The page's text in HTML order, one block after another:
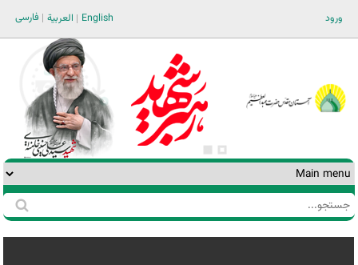
ورود فارسی العربية English
فرم
جستجو